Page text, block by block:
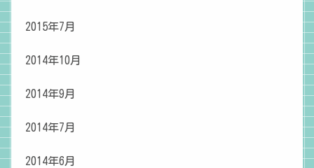
2015年7月
2014年10月
2014年9月
2014年7月
2014年6月